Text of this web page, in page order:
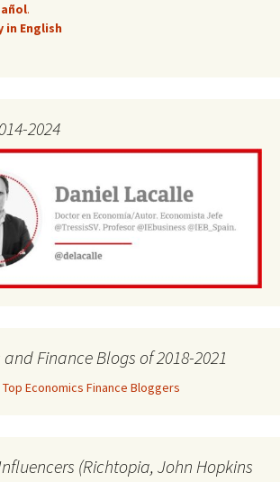
.
in English
2024
Finance Blogs of 2018-2021
(Richtopia, John Hopkins